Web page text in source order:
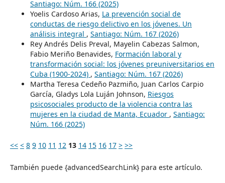
Santiago: Núm. 166 (2025)
Yoelis Cardoso Arias, La prevención social de
conductas de riesgo delictivo en los jóvenes. Un
análisis integral , Santiago: Núm. 167 (2026)
Rey Andrés Delis Preval, Mayelin Cabezas Salmon,
Fabio Meriño Benavides, Formación laboral y
transformación social: los jóvenes preuniversitarios en
Cuba (1900-2024) , Santiago: Núm. 167 (2026)
Martha Teresa Cedeño Pazmiño, Juan Carlos Carpio
García, Gladys Lola Luján Johnson, Riesgos
psicosociales producto de la violencia contra las
mujeres en la ciudad de Manta, Ecuador , Santiago:
Núm. 166 (2025)
<< < 8 9 10 11 12 13 14 15 16 17 > >>
También puede {advancedSearchLink} para este artículo.